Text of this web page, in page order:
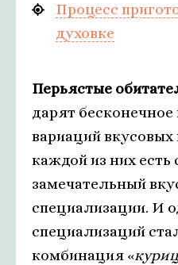
Процесс
духовке
Перьястые
дарят бесконечное
вариаций вкусовых
каждой из них есть
замечательный
специализации. И
специализаций
комбинация «